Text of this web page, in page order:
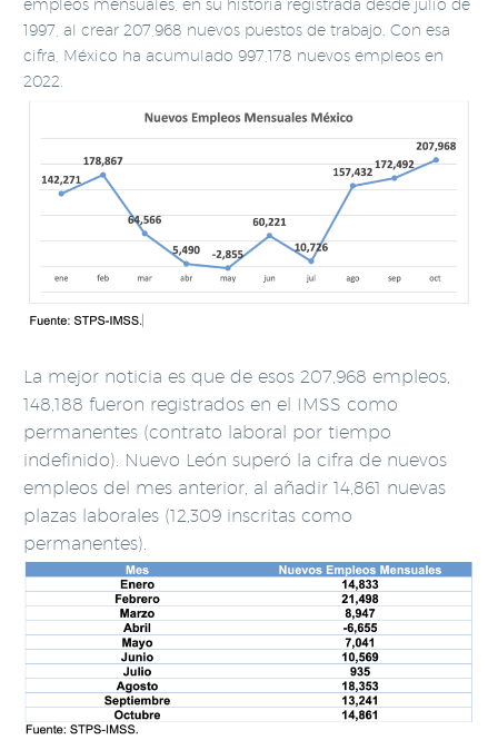
empleos mensuales, en su historia registrada desde julio de
1997, al crear 207,968 nuevos puestos de trabajo. Con esa
cifra, México ha acumulado 997,178 nuevos empleos en
2022.
La mejor noticia es que de esos 207,968 empleos,
148,188 fueron registrados en el IMSS como
permanentes (contrato laboral por tiempo
indefinido). Nuevo León superó la cifra de nuevos
empleos del mes anterior, al añadir 14,861 nuevas
plazas laborales (12,309 inscritas como
permanentes).